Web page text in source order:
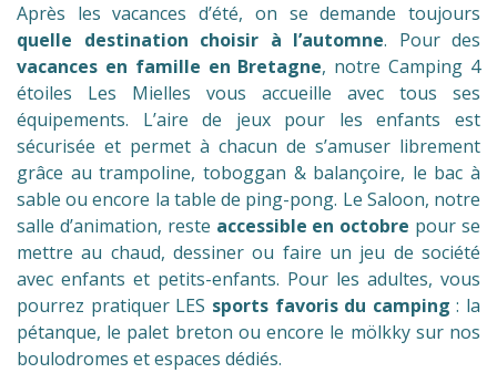
Après les vacances d’été, on se demande toujours
quelle destination choisir à l’automne. Pour des
vacances en famille en Bretagne, notre Camping 4
étoiles Les Mielles vous accueille avec tous ses
équipements. L’aire de jeux pour les enfants est
sécurisée et permet à chacun de s’amuser librement
grâce au trampoline, toboggan & balançoire, le bac à
sable ou encore la table de ping-pong. Le Saloon, notre
salle d’animation, reste accessible en octobre pour se
mettre au chaud, dessiner ou faire un jeu de société
avec enfants et petits-enfants. Pour les adultes, vous
pourrez pratiquer LES sports favoris du camping : la
pétanque, le palet breton ou encore le mölkky sur nos
boulodromes et espaces dédiés.